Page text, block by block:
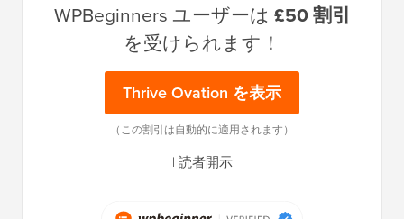
WPBeginners ユーザーは £50 割引
を受けられます！
Thrive Ovation を表示
（この割引は自動的に適用されます）
| 読者開示